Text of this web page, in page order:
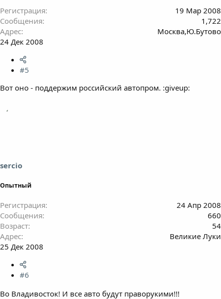
Регистрация
19 Мар 2008
Сообщения
1,722
Адрес
Москва,Ю.Бутово
24 Дек 2008
#5
Вот оно - поддержим российский автопром. :giveup:
sercio
Опытный
Регистрация
24 Апр 2008
Сообщения
660
Возраст
54
Адрес
Великие Луки
25 Дек 2008
#6
Во Владивосток! И все авто будут праворукими!!!